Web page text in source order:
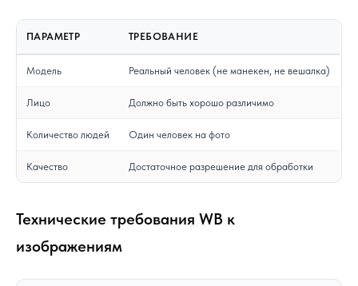
ПАРАМЕТР ТРЕБОВАНИЕ
Модель Реальный человек (не манекен, не вешалка)
Лицо Должно быть хорошо различимо
Количество людей Один человек на фото
Качество Достаточное разрешение для обработки
Технические требования WB к
изображениям